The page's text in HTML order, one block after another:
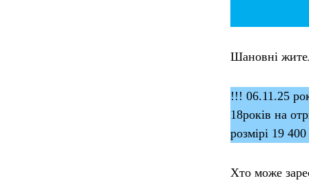
Шановні
!!! 06.11.25
18років на
розмірі 19
Хто може